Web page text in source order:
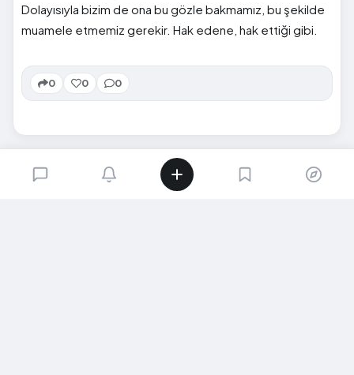
Dolayısıyla bizim de ona bu gözle bakmamız, bu şekilde
muamele etmemiz gerekir. Hak edene, hak ettiği gibi.
0 0 0
SIRADAKI İÇERIK